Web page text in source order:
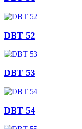
DBT 52
DBT 53
DBT 54